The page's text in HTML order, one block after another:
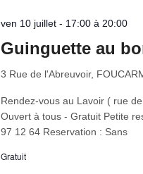
ven 10 juillet - 17:00 à 20:00
Guinguette au
3 Rue de l'Abreuvoir,
Rendez-vous au Lavoir ( rue
Ouvert à tous - Gratuit Petite
97 12 64 Reservation : Sans
Gratuit